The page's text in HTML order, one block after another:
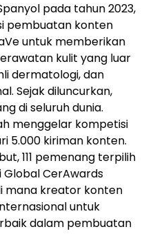
pada tahun 2023,
pembuatan konten
untuk memberikan
kulit yang luar
dermatologi, dan
Sejak diluncurkan,
di seluruh dunia.
menggelar kompetisi
5.000 kiriman konten.
111 pemenang terpilih
CerAwards
mana kreator konten
untuk
dalam pembuatan